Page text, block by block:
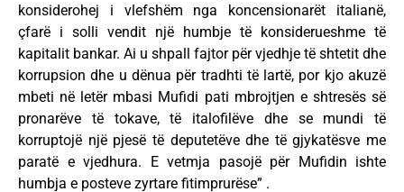
konsiderohej i vlefshëm nga koncensionarët italianë,
çfarë i solli vendit një humbje të konsiderueshme të
kapitalit bankar. Ai u shpall fajtor për vjedhje të shtetit dhe
korrupsion dhe u dënua për tradhti të lartë, por kjo akuzë
mbeti në letër mbasi Mufidi pati mbrojtjen e shtresës së
pronarëve të tokave, të italofilëve dhe se mundi të
korruptojë një pjesë të deputetëve dhe të gjykatësve me
paratë e vjedhura. E vetmja pasojë për Mufidin ishte
humbja e posteve zyrtare fitimprurëse” .